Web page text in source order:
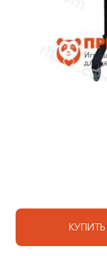
КУПИТЬ